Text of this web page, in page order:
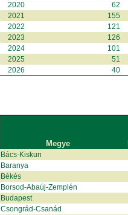
2020
62
2021
155
2022
121
2023
126
2024
101
2025
51
2026
40
Megye
Bács-Kiskun
Baranya
Békés
Borsod-Abaúj-Zemplén
Budapest
Csongrád-Csanád